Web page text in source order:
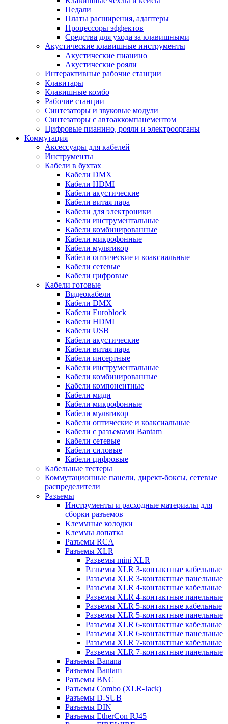
Педали
Платы расширения, адаптеры
Процессоры эффектов
Средства для ухода за клавишными
Акустические клавишные инструменты
Акустические пианино
Акустические рояли
Интерактивные рабочие станции
Клавитары
Клавишные комбо
Рабочие станции
Синтезаторы и звуковые модули
Синтезаторы с автоаккомпанементом
Цифровые пианино, рояли и электроорганы
Коммутация
Аксессуары для кабелей
Инструменты
Кабели в бухтах
Кабели DMX
Кабели HDMI
Кабели акустические
Кабели витая пара
Кабели для электроники
Кабели инструментальные
Кабели комбинированные
Кабели микрофонные
Кабели мультикор
Кабели оптические и коаксиальные
Кабели сетевые
Кабели цифровые
Кабели готовые
Видеокабели
Кабели DMX
Кабели Euroblock
Кабели HDMI
Кабели USB
Кабели акустические
Кабели витая пара
Кабели инсертные
Кабели инструментальные
Кабели комбинированные
Кабели компонентные
Кабели миди
Кабели микрофонные
Кабели мультикор
Кабели оптические и коаксиальные
Кабели с разъемами Bantam
Кабели сетевые
Кабели силовые
Кабели цифровые
Кабельные тестеры
Коммутационные панели, директ-боксы, сетевые
распределители
Разъемы
Инструменты и расходные материалы для
сборки разъемов
Клеммные колодки
Клеммы лопатка
Разъемы RCA
Разъемы XLR
Разъемы mini XLR
Разъемы XLR 3-контактные кабельные
Разъемы XLR 3-контактные панельные
Разъемы XLR 4-контактные кабельные
Разъемы XLR 4-контактные панельные
Разъемы XLR 5-контактные кабельные
Разъемы XLR 5-контактные панельные
Разъемы XLR 6-контактные кабельные
Разъемы XLR 6-контактные панельные
Разъемы XLR 7-контактные кабельные
Разъемы XLR 7-контактные панельные
Разъемы Banana
Разъемы Bantam
Разъемы BNC
Разъемы Combo (XLR-Jack)
Разъемы D-SUB
Разъемы DIN
Разъемы EtherCon RJ45